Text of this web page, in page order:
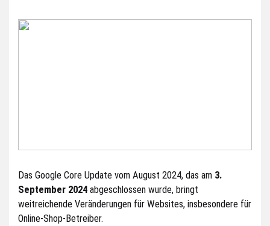
Das Google Core Update vom August 2024, das am 3.
September 2024 abgeschlossen wurde, bringt
weitreichende Veränderungen für Websites, insbesondere für
Online-Shop-Betreiber.